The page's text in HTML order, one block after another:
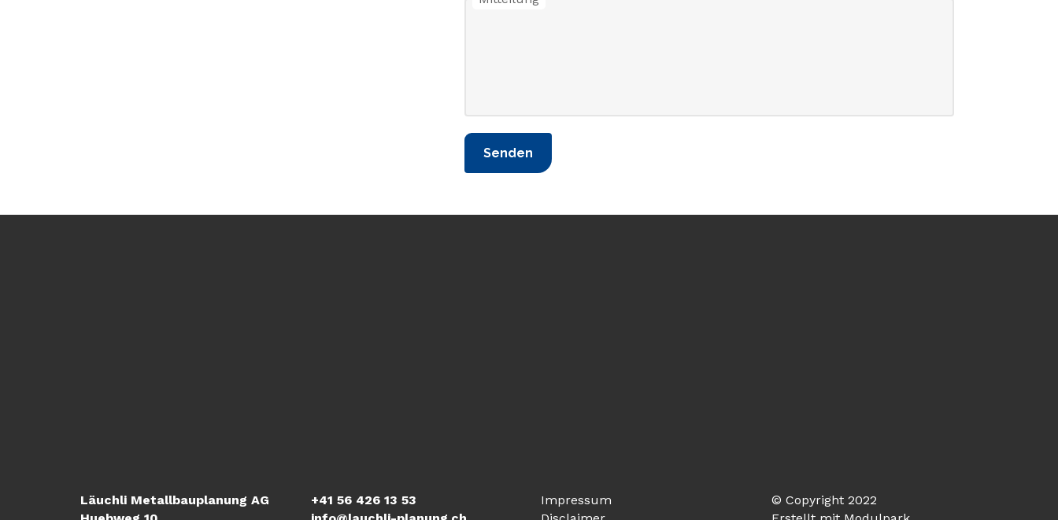
Senden
Läuchli Metallbauplanung AG
+41 56 426 13 53
Impressum
© Copyright 2022